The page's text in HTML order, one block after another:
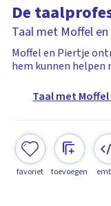
De
Taal met Moffel
Moffel en Piertje
hem kunnen
Taal met Moffel
favoriet toevoegen